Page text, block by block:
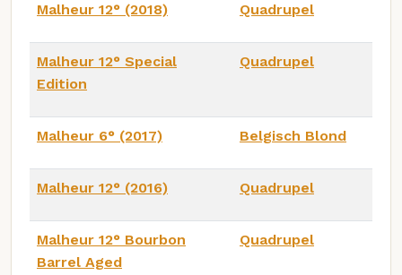
Malheur 12° (2018) Quadrupel
Malheur 12° Special
Edition
Quadrupel
Malheur 6° (2017) Belgisch Blond
Malheur 12° (2016) Quadrupel
Malheur 12° Bourbon
Barrel Aged
Quadrupel